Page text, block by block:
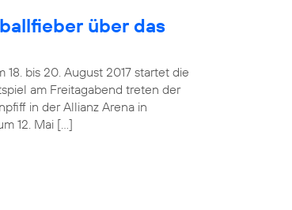
über das
bis 20. August 2017 startet die
am Freitagabend treten der
in der Allianz Arena in
12. Mai […]